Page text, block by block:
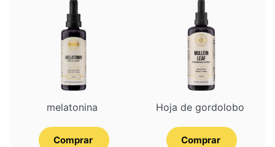
melatonina
Comprar
Hoja de gordolobo
Comprar